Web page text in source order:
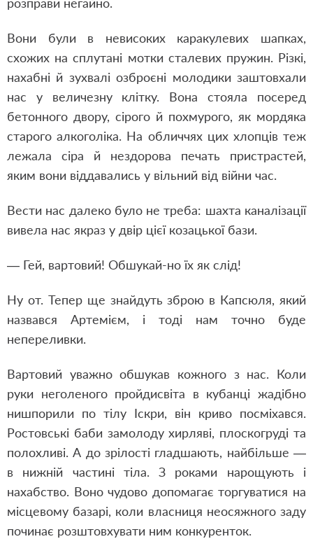
Вони були в невисоких каракулевих шапках,
схожих на сплутані мотки сталевих пружин. Різкі,
нахабні й зухвалі озброєні молодики заштовхали
нас у величезну клітку. Вона стояла посеред
бетонного двору, сірого й похмурого, як мордяка
старого алкоголіка. На обличчях цих хлопців теж
лежала сіра й нездорова печать пристрастей,
яким вони віддавались у вільний від війни час.
Вести нас далеко було не треба: шахта каналізації
вивела нас якраз у двір цієї козацької бази.
— Гей, вартовий! Обшукай-но їх як слід!
Ну от. Тепер ще знайдуть зброю в Капсюля, який
назвався Артемієм, і тоді нам точно буде
непереливки.
Вартовий уважно обшукав кожного з нас. Коли
руки неголеного пройдисвіта в кубанці жадібно
нишпорили по тілу Іскри, він криво посміхався.
Ростовські баби замолоду хирляві, плоскогруді та
полохливі. А до зрілості гладшають, найбільше —
в нижній частині тіла. З роками нарощують і
нахабство. Воно чудово допомагає торгуватися на
місцевому базарі, коли власниця неосяжного заду
починає розштовхувати ним конкуренток.